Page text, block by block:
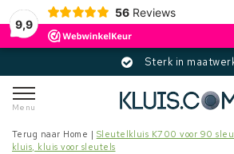
9,9
56 Reviews
Sterk in maatwerk
Menu
Terug naar Home | Sleutelkluis K700 voor 90
kluis, kluis voor sleutels